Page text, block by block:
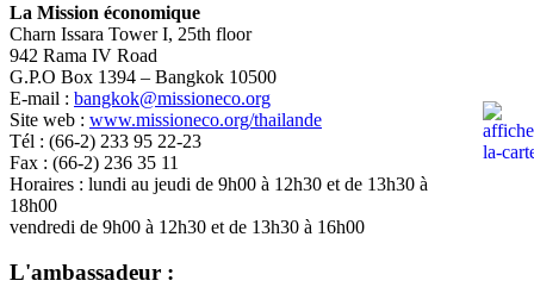
La Mission économique
Charn Issara Tower I, 25th floor
942 Rama IV Road
G.P.O Box 1394 – Bangkok 10500
E-mail : bangkok@missioneco.org
Site web : www.missioneco.org/thailande
Tél : (66-2) 233 95 22-23
Fax : (66-2) 236 35 11
Horaires : lundi au jeudi de 9h00 à 12h30 et de 13h30 à
18h00
vendredi de 9h00 à 12h30 et de 13h30 à 16h00
L'ambassadeur :